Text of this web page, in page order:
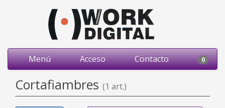
Menú Acceso Contacto 0
Cortafiambres (1 art.)